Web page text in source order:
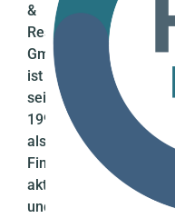
&
Research
GmbH
ist
seit
1994
als
Finanzdienstleister
aktiv
und